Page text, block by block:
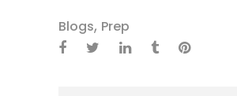
Blogs, Prep